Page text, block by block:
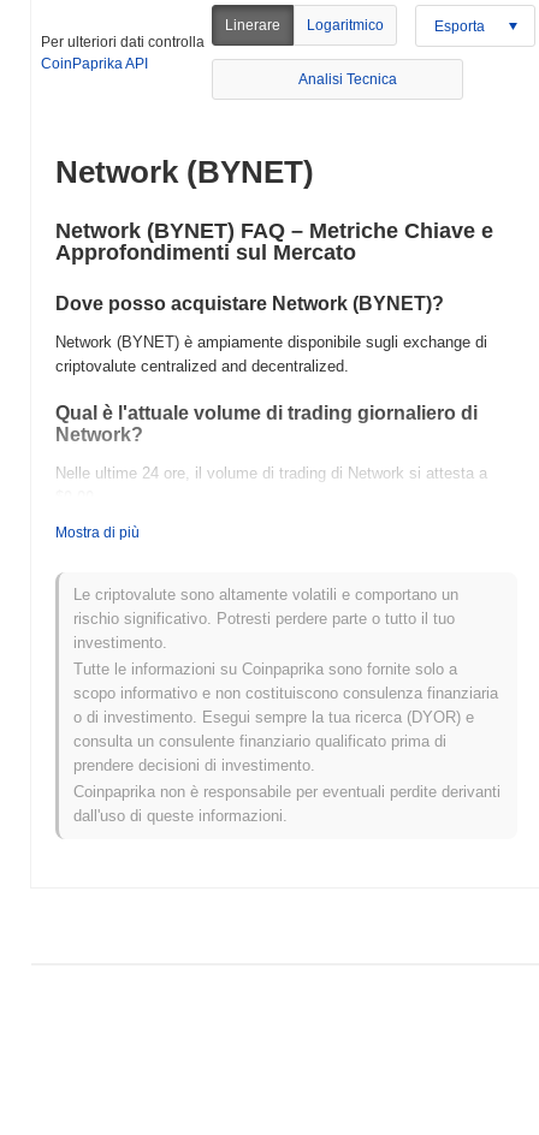
Per ulteriori dati controlla
CoinPaprika API
Linerare Logaritmico Esporta
Analisi Tecnica
Network (BYNET)
Network (BYNET) FAQ – Metriche Chiave e
Approfondimenti sul Mercato
Dove posso acquistare Network (BYNET)?
Network (BYNET) è ampiamente disponibile sugli exchange di
criptovalute centralized and decentralized.
Qual è l'attuale volume di trading giornaliero di
Network?
Nelle ultime 24 ore, il volume di trading di Network si attesta a
Qual è lo storico della fascia di prezzo di Network?
Massimo Storico (ATH):
Minimo Storico (ATL):
Come si sta comportando Network rispetto al
mercato crypto più ampio?
Negli ultimi 7 giorni, Network ha guadagnato 0.00%,
sottoperformando il mercato crypto complessivo che ha registrato
un guadagno del
Mostra di più
Le criptovalute sono altamente volatili e comportano un
rischio significativo. Potresti perdere parte o tutto il tuo
investimento.
Tutte le informazioni su Coinpaprika sono fornite solo a
scopo informativo e non costituiscono consulenza finanziaria
o di investimento. Esegui sempre la tua ricerca (DYOR) e
consulta un consulente finanziario qualificato prima di
prendere decisioni di investimento.
Coinpaprika non è responsabile per eventuali perdite derivanti
dall'uso di queste informazioni.